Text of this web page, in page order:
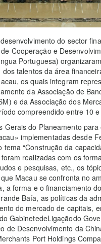
do sector
Cooperação e
Portuguesa)
talentos da área
os quais integram
da Associação de
e da Associação dos
compreendido entre 10
Gerais do Planeamento
implementadas desde
“Construção da
realizadas com os
e pesquisas, etc., os
Macau se confronta no
a forma e o financiamento
Baía, as políticas da
do mercado de capitais,
GabinetedeLigaçãodo
de Desenvolvimento da
Port Holdings